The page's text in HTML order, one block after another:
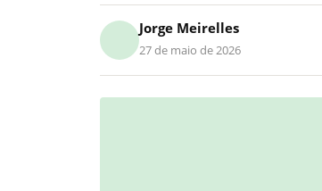
Jorge Meirelles
27 de maio de 2026